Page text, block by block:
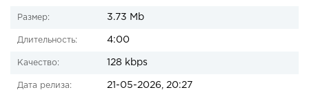
Размер: 3.73 Mb
Длительность: 4:00
Качество: 128 kbps
Дата релиза: 21-05-2026, 20:27